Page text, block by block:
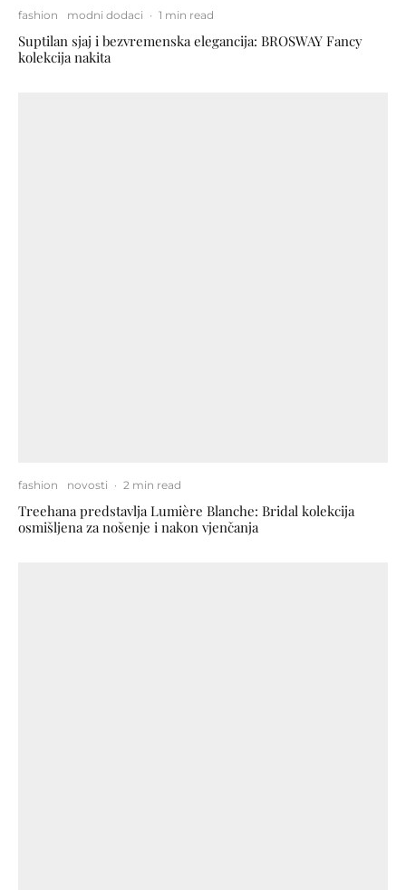
fashion modni dodaci · 1 min read
Suptilan sjaj i bezvremenska elegancija: BROSWAY Fancy
kolekcija nakita
fashion novosti · 2 min read
Treehana predstavlja Lumière Blanche: Bridal kolekcija
osmišljena za nošenje i nakon vjenčanja